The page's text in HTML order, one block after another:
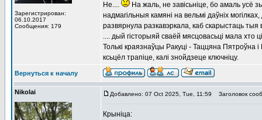
Зарегистрирован:
06.10.2017
Сообщения: 179
Не....
На жаль, не завісьніце, бо амаль усё
надмагільныя камяні на вельмі даўніх
развярнула разкавэркала, каб скарыстаць тыя
.... дый гісторыяй сваёй мясцовасьці мала хто
Толькі краязнаўцы Ракуці - Таццяна Пятроўна
ксьцёл трапіце, калі знойдзеце ключніцу.
Вернуться к началу
Nikolai Добавлено: 07 Oct 2025, Tue, 11:59 Заголовок
Крыніца: